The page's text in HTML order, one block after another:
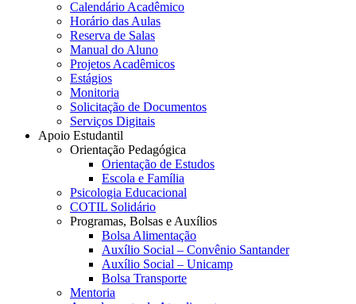
Calendário Acadêmico
Horário das Aulas
Reserva de Salas
Manual do Aluno
Projetos Acadêmicos
Estágios
Monitoria
Solicitação de Documentos
Serviços Digitais
Apoio Estudantil
Orientação Pedagógica
Orientação de Estudos
Escola e Família
Psicologia Educacional
COTIL Solidário
Programas, Bolsas e Auxílios
Bolsa Alimentação
Auxílio Social – Convênio Santander
Auxílio Social – Unicamp
Bolsa Transporte
Mentoria